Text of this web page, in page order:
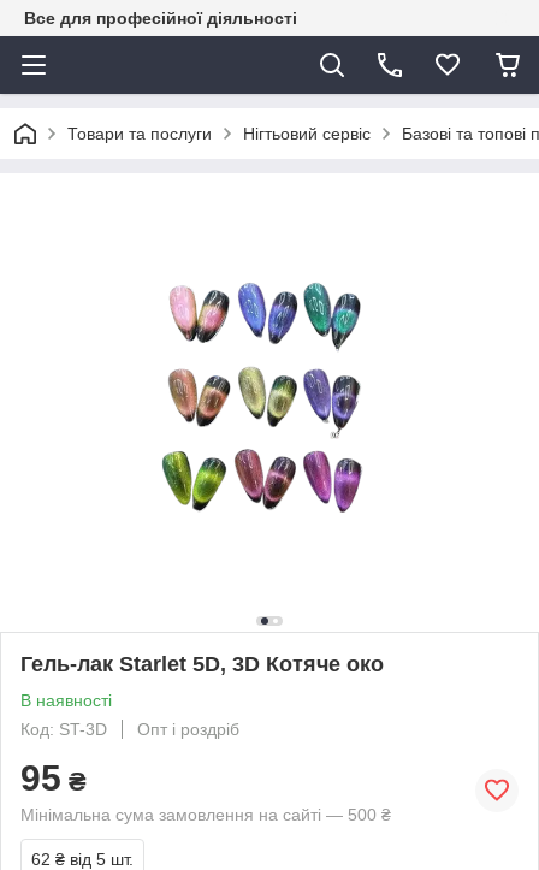
Все для професійної діяльності
Товари та послуги Нігтьовий сервіс Базові та топові
Гель-лак Starlet 5D, 3D Котяче око
В наявності
Код: ST-3D
Опт і роздріб
95 ₴
Мінімальна сума замовлення на сайті — 500 ₴
62 ₴ від 5 шт.